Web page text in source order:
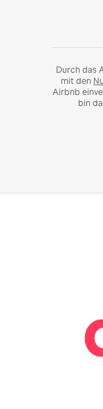
Durch das
mit den
Airbnb
bin